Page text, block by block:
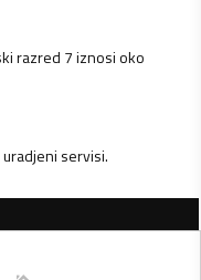
razred 7 iznosi oko
servisi.